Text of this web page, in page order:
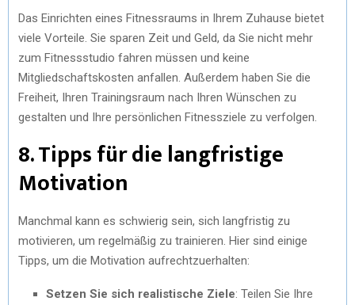
Das Einrichten eines Fitnessraums in Ihrem Zuhause bietet
viele Vorteile. Sie sparen Zeit und Geld, da Sie nicht mehr
zum Fitnessstudio fahren müssen und keine
Mitgliedschaftskosten anfallen. Außerdem haben Sie die
Freiheit, Ihren Trainingsraum nach Ihren Wünschen zu
gestalten und Ihre persönlichen Fitnessziele zu verfolgen.
8. Tipps für die langfristige
Motivation
Manchmal kann es schwierig sein, sich langfristig zu
motivieren, um regelmäßig zu trainieren. Hier sind einige
Tipps, um die Motivation aufrechtzuerhalten:
Setzen Sie sich realistische Ziele: Teilen Sie Ihre